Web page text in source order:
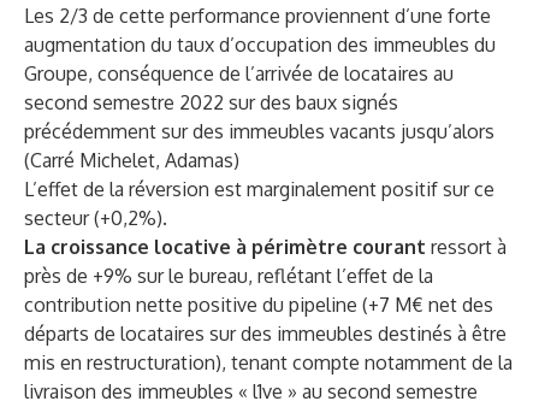
Les 2/3 de cette performance proviennent d’une forte
augmentation du taux d’occupation des immeubles du
Groupe, conséquence de l’arrivée de locataires au
second semestre 2022 sur des baux signés
précédemment sur des immeubles vacants jusqu’alors
(Carré Michelet, Adamas)
L’effet de la réversion est marginalement positif sur ce
secteur (+0,2%).
La croissance locative à périmètre courant ressort à
près de +9% sur le bureau, reflétant l’effet de la
contribution nette positive du pipeline (+7 M€ net des
départs de locataires sur des immeubles destinés à être
mis en restructuration), tenant compte notamment de la
livraison des immeubles « l1ve » au second semestre